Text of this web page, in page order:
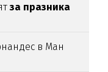
за празника
в Ман